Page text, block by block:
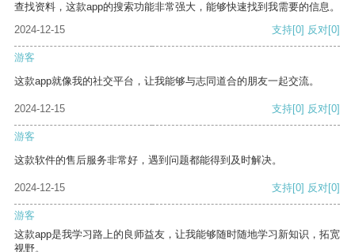
查找资料，这款app的搜索功能非常强大，能够快速找到我需要的信息。
2024-12-15
支持[0] 反对[0]
游客
这款app就像我的社交平台，让我能够与志同道合的朋友一起交流。
2024-12-15 支持[0] 反对[0]
游客
这款软件的售后服务非常好，遇到问题都能得到及时解决。
2024-12-15 支持[0] 反对[0]
游客
这款app是我学习路上的良师益友，让我能够随时随地学习新知识，拓宽
视野。